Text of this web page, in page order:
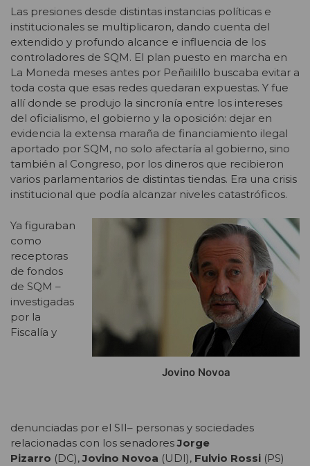
Las presiones desde distintas instancias políticas e
institucionales se multiplicaron, dando cuenta del
extendido y profundo alcance e influencia de los
controladores de SQM. El plan puesto en marcha en
La Moneda meses antes por Peñailillo buscaba evitar a
toda costa que esas redes quedaran expuestas. Y fue
allí donde se produjo la sincronía entre los intereses
del oficialismo, el gobierno y la oposición: dejar en
evidencia la extensa maraña de financiamiento ilegal
aportado por SQM, no solo afectaría al gobierno, sino
también al Congreso, por los dineros que recibieron
varios parlamentarios de distintas tiendas. Era una crisis
institucional que podía alcanzar niveles catastróficos.
Jovino Novoa
Ya figuraban
como
receptoras
de fondos
de SQM –
investigadas
por la
Fiscalía y
denunciadas por el SII­– personas y sociedades
relacionadas con los senadoresJorge
Pizarro (DC),Jovino Novoa (UDI), Fulvio Rossi (PS)